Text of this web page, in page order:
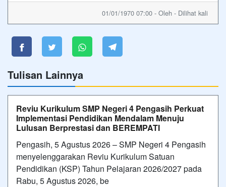
01/01/1970 07:00 - Oleh - Dilihat kali
Tulisan Lainnya
Reviu Kurikulum SMP Negeri 4 Pengasih Perkuat
Implementasi Pendidikan Mendalam Menuju
Lulusan Berprestasi dan BEREMPATI
Pengasih, 5 Agustus 2026 – SMP Negeri 4 Pengasih
menyelenggarakan Reviu Kurikulum Satuan
Pendidikan (KSP) Tahun Pelajaran 2026/2027 pada
Rabu, 5 Agustus 2026, be